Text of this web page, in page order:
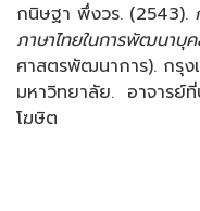
กนิษฐา พึ่งวร. (2543).
ภาษาไทยในการพัฒนาบุ
ศาสตรพัฒนาการ). กรุ
มหาวิทยาลัย. อาจารย์
โฆษิต